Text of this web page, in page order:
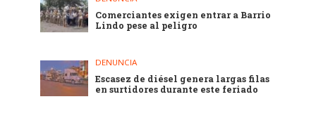
Comerciantes exigen entrar a Barrio
Lindo pese al peligro
DENUNCIA
Escasez de diésel genera largas filas
en surtidores durante este feriado